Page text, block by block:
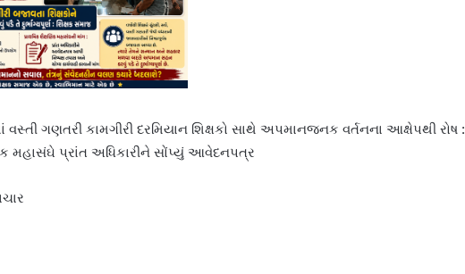
વસ્તી ગણતરી કામગીરી દરમિયાન શિક્ષકો સાથે અપમાનજનક વર્તનના આક્ષેપથી રોષ :
મહાસંઘે પ્રાંત અધિકારીને સોંપ્યું આવેદનપત્ર